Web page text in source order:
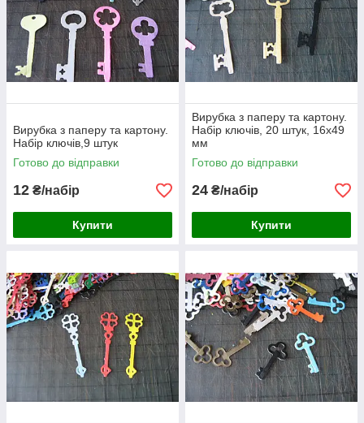
Вирубка з паперу та картону.
Набір ключів,9 штук
Готово до відправки
12 ₴/набір
Купити
Вирубка з паперу та картону.
Набір ключів, 20 штук, 16х49
мм
Готово до відправки
24 ₴/набір
Купити